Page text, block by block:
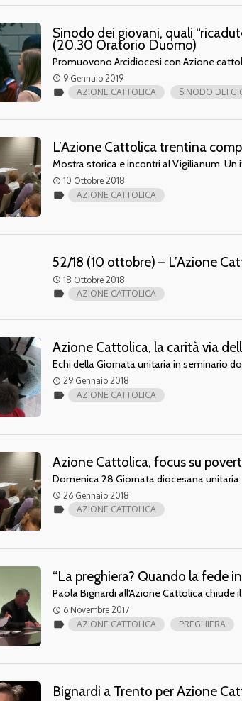
Sinodo dei giovani, quali
(20.30 Oratorio Duomo)
Promuovono Arcidiocesi con Azione
access_time 9 Gennaio 2019
label AZIONE CATTOLICA SINODO DEI
L’Azione Cattolica trentina
Mostra storica e incontri al Vigilianum. Un
access_time 10 Ottobre 2018
label AZIONE CATTOLICA
52/18 (10 ottobre) – L’Azione
access_time 18 Ottobre 2018
label AZIONE CATTOLICA
Azione Cattolica, la carità via
Echi della Giornata unitaria in seminario
access_time 29 Gennaio 2018
label AZIONE CATTOLICA
Azione Cattolica, focus su
Domenica 28 Giornata diocesana unitaria
access_time 26 Gennaio 2018
label AZIONE CATTOLICA
“La preghiera? Quando la fede
Paola Bignardi all'Azione Cattolica chiude
access_time 6 Novembre 2017
label AZIONE CATTOLICA PREGHIERA
Bignardi a Trento per Azione